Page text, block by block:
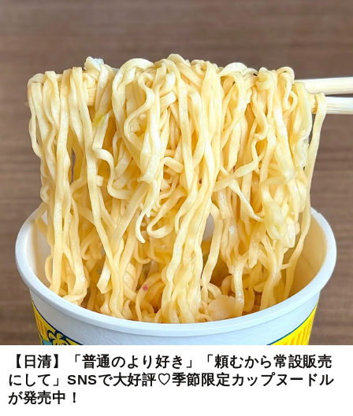
【日清】「普通のより好き」「頼むから常設販売
にして」SNSで大好評♡季節限定カップヌードル
が発売中！